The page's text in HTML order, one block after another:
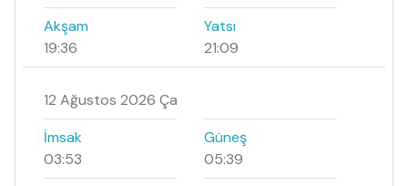
Akşam
19:36
Yatsı
21:09
12 Ağustos 2026 Ça
İmsak
03:53
Güneş
05:39